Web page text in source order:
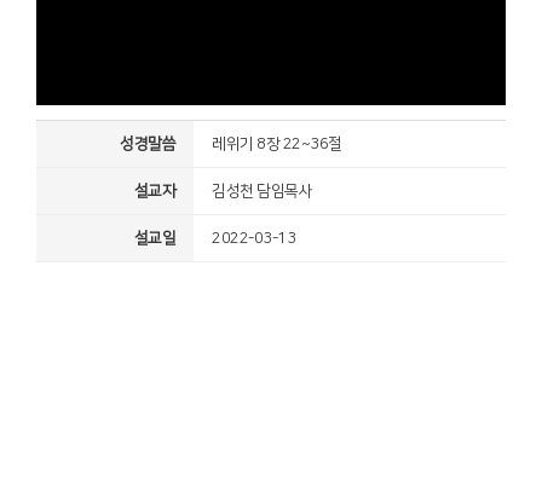
성경말씀 레위기 8장 22~36절
설교자 김성천 담임목사
설교일 2022-03-13